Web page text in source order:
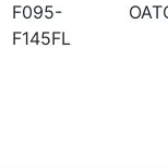
F095-
F145FL